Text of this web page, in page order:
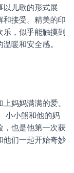
以儿歌的形式展
和接受。精美的印
，似乎能触摸到
暖和安全感。
妈妈满满的爱。
小小熊和他的妈
，也是他第一次获
他们一起开始奇妙